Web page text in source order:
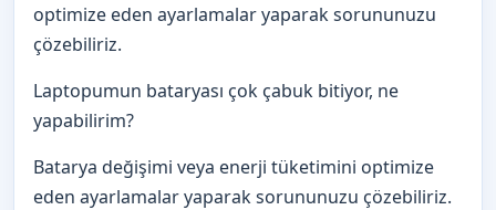
optimize eden ayarlamalar yaparak sorununuzu
çözebiliriz.
Laptopumun bataryası çok çabuk bitiyor, ne
yapabilirim?
Batarya değişimi veya enerji tüketimini optimize
eden ayarlamalar yaparak sorununuzu çözebiliriz.